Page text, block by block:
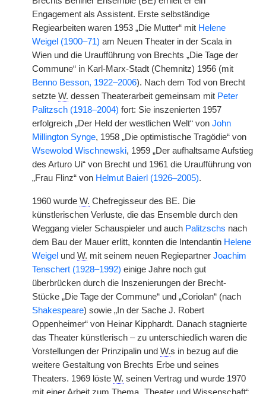
Engagement als Assistent. Erste selbständige
Regiearbeiten waren 1953 „Die Mutter“ mit Helene
Weigel (1900–71) am Neuen Theater in der Scala in
Wien und die Uraufführung von Brechts „Die Tage der
Commune“ in Karl-Marx-Stadt (Chemnitz) 1956 (mit
Benno Besson, 1922–2006). Nach dem Tod von Brecht
setzte W. dessen Theaterarbeit gemeinsam mit Peter
Palitzsch (1918–2004) fort: Sie inszenierten 1957
erfolgreich „Der Held der westlichen Welt“ von John
Millington Synge, 1958 „Die optimistische Tragödie“ von
Wsewolod Wischnewski, 1959 „Der aufhaltsame Aufstieg
des Arturo Ui“ von Brecht und 1961 die Uraufführung von
„Frau Flinz“ von Helmut Baierl (1926–2005).
1960 wurde W. Chefregisseur des BE. Die
künstlerischen Verluste, die das Ensemble durch den
Weggang vieler Schauspieler und auch Palitzschs nach
dem Bau der Mauer erlitt, konnten die Intendantin Helene
Weigel und W. mit seinem neuen Regiepartner Joachim
Tenschert (1928–1992) einige Jahre noch gut
überbrücken durch die Inszenierungen der Brecht-
Stücke „Die Tage der Commune“ und „Coriolan“ (nach
Shakespeare) sowie „In der Sache J. Robert
Oppenheimer“ von Heinar Kipphardt. Danach stagnierte
das Theater künstlerisch – zu unterschiedlich waren die
Vorstellungen der Prinzipalin und W.s in bezug auf die
weitere Gestaltung von Brechts Erbe und seines
Theaters. 1969 löste W. seinen Vertrag und wurde 1970